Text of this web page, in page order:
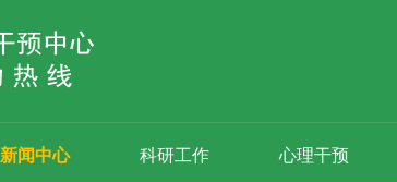
新闻中心 科研工作 心理干预